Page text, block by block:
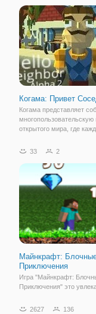
огнем, а другой - водой.
предстоит пройти
Когама: Привет
Когама представляет
многопользовательскую
открытого мира, где
пространству. Вы
соперниками, просто
собирать монеты,
33 2
Майнкрафт:
Приключения
Игра "Майнкрафт:
Приключения" это
нужно уничтожать
2627 136